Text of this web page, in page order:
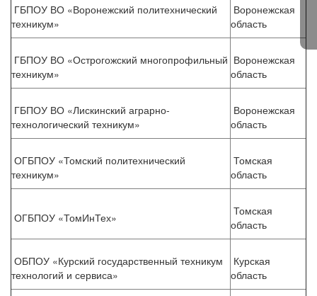
ГБПОУ ВО «Воронежский политехнический
техникум»
Воронежская
область
ГБПОУ ВО «Острогожский многопрофильный
техникум»
Воронежская
область
ГБПОУ ВО «Лискинский аграрно-
технологический техникум»
Воронежская
область
ОГБПОУ «Томский политехнический
техникум»
Томская
область
ОГБПОУ «ТомИнТех»
Томская
область
ОБПОУ «Курский государственный техникум
технологий и сервиса»
Курская
область